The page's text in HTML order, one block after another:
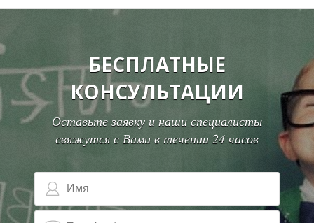
В
ВБЕСПЛАТНЫЕ
КОНСУЛЬТАЦИИ
Оставьте заявку и наши специалисты
свяжутся с Вами в течении 24 часов